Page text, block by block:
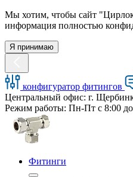
Мы хотим, чтобы сайт
информация полностью
Я принимаю
конфигуратор фитингов
Центральный офис: г.
Режим работы: Пн-Пт с 8:00
Фитинги